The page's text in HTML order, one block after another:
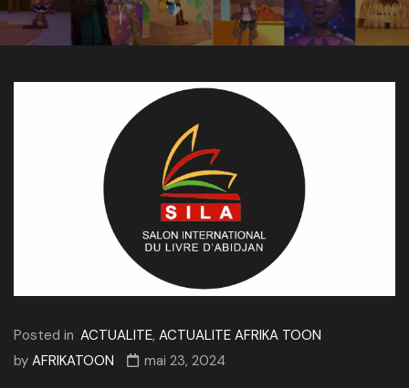
Posted in ACTUALITE, ACTUALITE AFRIKA TOON
by AFRIKATOON mai 23, 2024